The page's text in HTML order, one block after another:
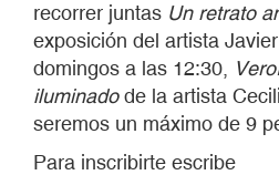
recorrer juntas Un retrato
exposición del artista
domingos a las 12:30,
iluminadode la artista
seremos un máximo de 9
Para inscribirte escribe